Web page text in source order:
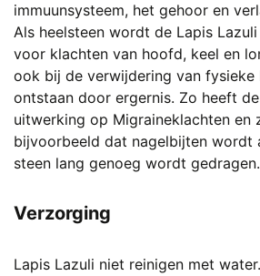
immuunsysteem, het gehoor en
Als heelsteen wordt de Lapis
voor klachten van hoofd, keel en
ook bij de verwijdering van fysieke
ontstaan door ergernis. Zo heeft
uitwerking op Migraineklachten en
bijvoorbeeld dat nagelbijten wordt
steen lang genoeg wordt gedragen.
Verzorging
Lapis Lazuli niet reinigen met